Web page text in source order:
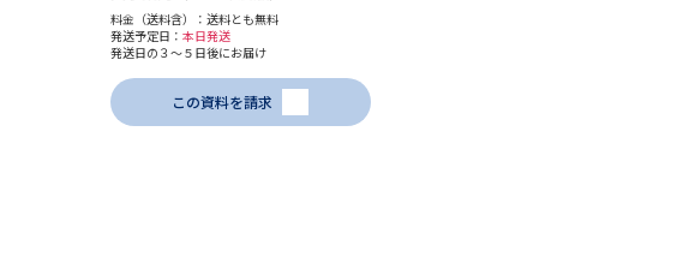
料金（送料含）：送料とも無料
発送予定日： 本日発送
発送日の３～５日後にお届け
この資料を請求